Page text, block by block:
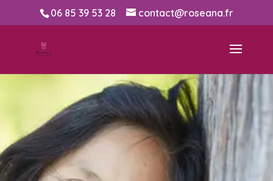
06 85 39 53 28 contact@roseana.fr